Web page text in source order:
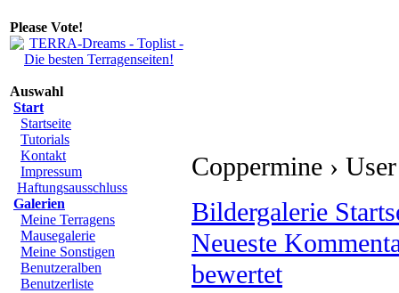
Please Vote!
Auswahl
Start
Startseite
Tutorials
Kontakt
Impressum
Haftungsausschluss
Galerien
Meine Terragens
Mausegalerie
Meine Sonstigen
Benutzeralben
Benutzerliste
Coppermine ›
Bildergalerie
Neueste
bewertet